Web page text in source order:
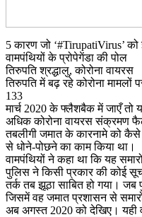
5 कारण जो ‘#TirupatiVirus’
वामपंथियों के प्रोपेगेंडा की पोल
तिरुपति श्रद्धालु, कोरोना वायरस
तिरुपति में बढ़ रहे कोरोना मामलों
133
मार्च 2020 के फ्लैशबैक में जाएँ
अधिक कोरोना वायरस संक्रमण
तबलीगी जमात के कारनामे को
से धोने-पोछने का काम किया था।
वामपंथियों ने कहा था कि यह
पुलिस ने किसी प्रकार की कोई
तर्क तब झूठा साबित हो गया।
जिसमें वह जमात प्रशासन से
अब अगस्त 2020 को देखिए। यही